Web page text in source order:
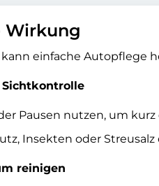
Wirkung
einfache Autopflege
Sichtkontrolle
Pausen nutzen, um
Insekten oder
reinigen